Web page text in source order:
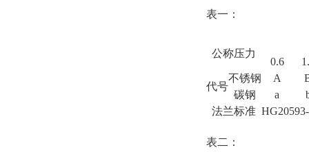
表一：
公称压力
0.6
代号
不锈钢 A
碳钢
a
法兰标准
表二：